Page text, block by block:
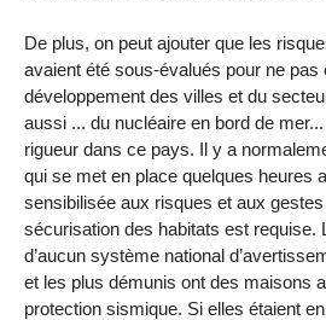
De plus, on peut ajouter que les
avaient été sous-évalués pour ne pas
développement des villes et du
aussi ... du nucléaire en bord de
rigueur dans ce pays. Il y a
qui se met en place quelques heures
sensibilisée aux risques et aux
sécurisation des habitats est requise.
d’aucun système national
et les plus démunis ont des maisons
protection sismique. Si elles étaient